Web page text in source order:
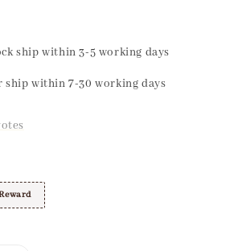
ship within 3-5 working days
ship within 7-30 working days